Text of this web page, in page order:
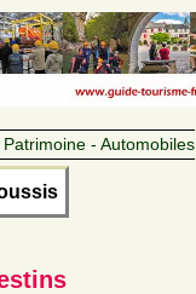
- Automobiles